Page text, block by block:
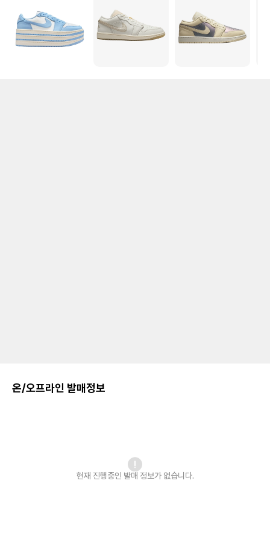
온/오프라인 발매정보
현재 진행중인 발매 정보가 없습니다.